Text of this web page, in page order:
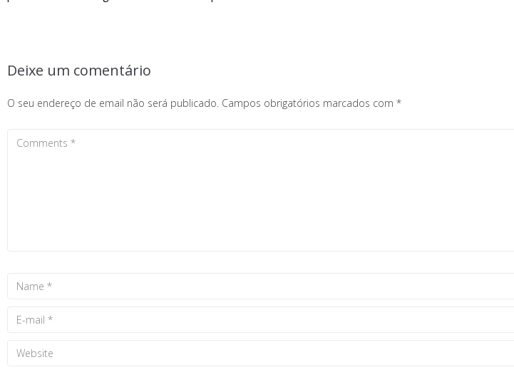
Deixe um comentário
O seu endereço de email não será publicado. Campos obrigatórios marcados com *